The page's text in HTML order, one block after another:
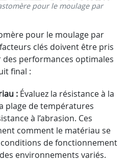
pour le moulage par
pour le moulage par
clés doivent être pris
performances optimales
final :
: Évaluez la résistance à la
plage de températures
à l’abrasion. Ces
comment le matériau se
de fonctionnement
environnements variés.